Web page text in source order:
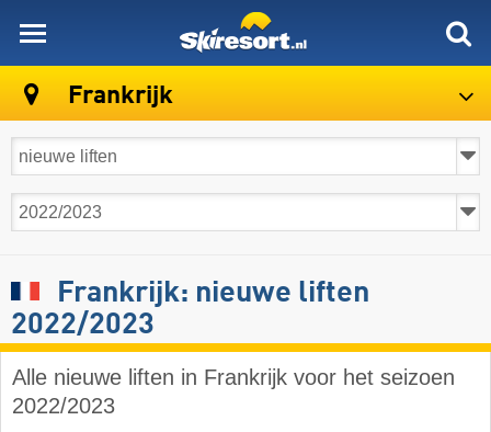
Frankrijk
Frankrijk: nieuwe liften
2022/2023
Alle nieuwe liften in Frankrijk voor het seizoen
2022/2023